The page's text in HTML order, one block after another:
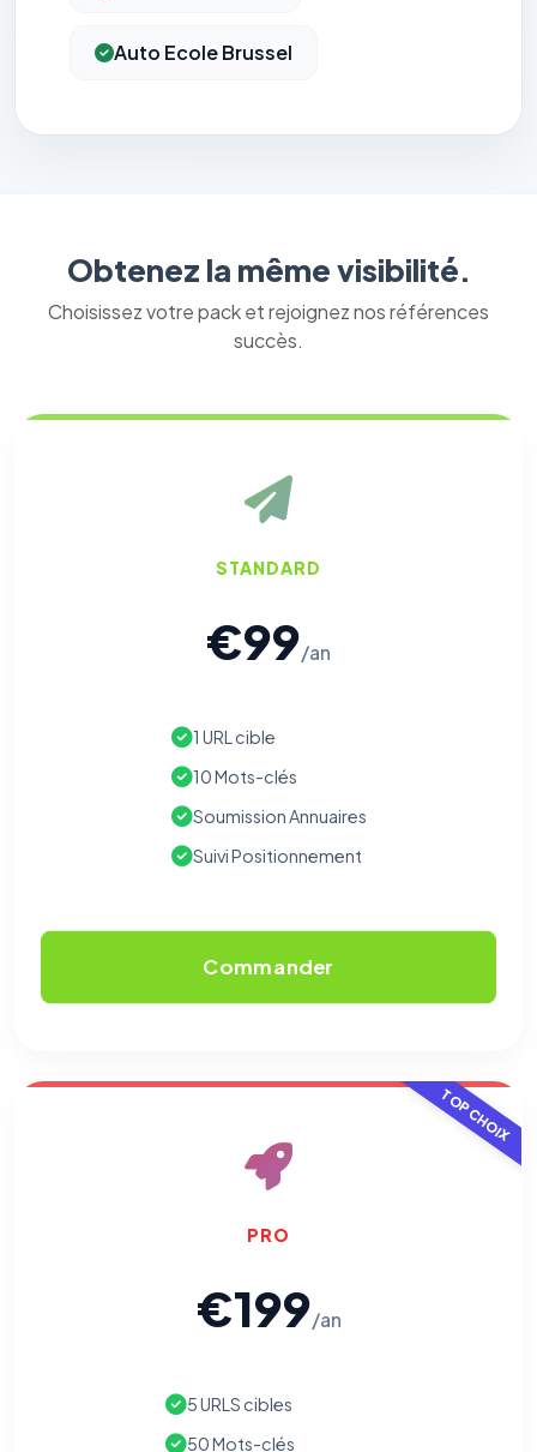
Auto Ecole Brussel
Obtenez la même visibilité.
Choisissez votre pack et rejoignez nos références
succès.
STANDARD
€99/an
1 URL cible
10 Mots-clés
Soumission Annuaires
Suivi Positionnement
Commander
TOP CHOIX
PRO
€199/an
5 URLS cibles
50 Mots-clés